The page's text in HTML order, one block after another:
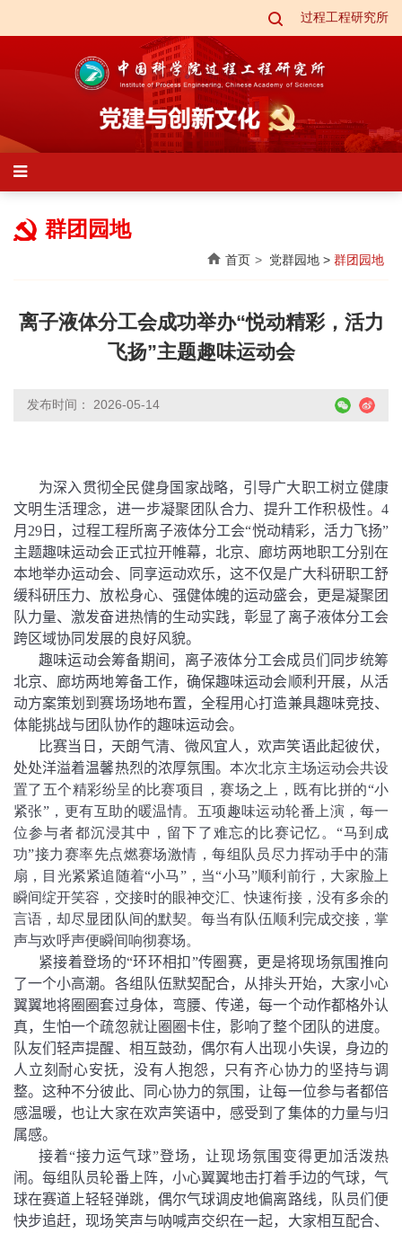
过程工程研究所
群团园地
首页 党群园地 > 群团园地
离子液体分工会成功举办“悦动精彩，活力
飞扬”主题趣味运动会
发布时间： 2026-05-14
为深入贯彻全民健身国家战略，引导广大职工树立健康
文明生活理念，进一步凝聚团队合力、提升工作积极性。 4
月 29 日，过程工程所离子液体分工会“悦动精彩，活力飞扬”
主题趣味运动会正式拉开帷幕，北京、廊坊两地职工分别在
本地举办运动会、同享运动欢乐，这不仅是广大科研职工舒
缓科研压力、放松身心、强健体魄的运动盛会，更是凝聚团
队力量、激发奋进热情的生动实践，彰显了离子液体分工会
跨区域协同发展的良好风貌。
趣味运动会筹备期间，离子液体分工会成员们同步统筹
北京、廊坊两地筹备工作，确保趣味运动会顺利开展，从活
动方案策划到赛场场地布置，全程用心打造兼具趣味竞技、
体能挑战与团队协作的趣味运动会。
比赛当日，天朗气清、微风宜人，欢声笑语此起彼伏，
处处洋溢着温馨热烈的浓厚氛围。本次北京主场运动会共设
置了五个精彩纷呈的比赛项目，赛场之上，既有比拼的“小
紧张”，更有互助的暖温情。五项趣味运动轮番上演，每一
位参与者都沉浸其中，留下了难忘的比赛记忆。“马到成
功”接力赛率先点燃赛场激情，每组队员尽力挥动手中的蒲
扇，目光紧紧追随着“小马”，当“小马”顺利前行，大家脸上
瞬间绽开笑容，交接时的眼神交汇、快速衔接，没有多余的
言语，却尽显团队间的默契。每当有队伍顺利完成交接，掌
声与欢呼声便瞬间响彻赛场。
紧接着登场的“环环相扣”传圈赛，更是将现场氛围推向
了一个小高潮。各组队伍默契配合，从排头开始，大家小心
翼翼地将圈圈套过身体，弯腰、传递，每一个动作都格外认
真，生怕一个疏忽就让圈圈卡住，影响了整个团队的进度。
队友们轻声提醒、相互鼓劲，偶尔有人出现小失误，身边的
人立刻耐心安抚，没有人抱怨，只有齐心协力的坚持与调
整。这种不分彼此、同心协力的氛围，让每一位参与者都倍
感温暖，也让大家在欢声笑语中，感受到了集体的力量与归
属感。
接着“接力运气球”登场，让现场氛围变得更加活泼热
闹。每组队员轮番上阵，小心翼翼地击打着手边的气球，气
球在赛道上轻轻弹跳，偶尔气球调皮地偏离路线，队员们便
快步追赶，现场笑声与呐喊声交织在一起，大家相互配合、